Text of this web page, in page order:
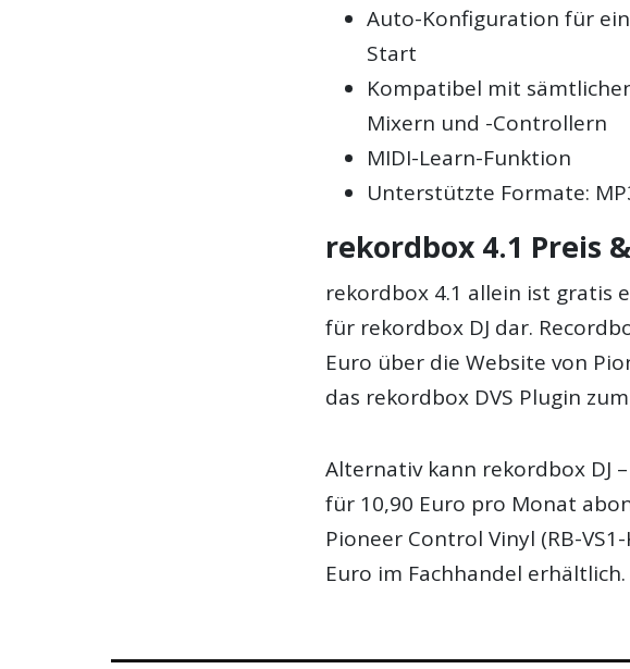
Auto-Konfiguration für
Start
Kompatibel mit
Mixern und -Controllern
MIDI-Learn-Funktion
Unterstützte Formate:
rekordbox 4.1 Preis
rekordbox 4.1 allein ist gratis
für rekordbox DJ dar.
Euro über die Website von
das rekordbox DVS Plugin
Alternativ kann rekordbox DJ
für 10,90 Euro pro Monat
Pioneer Control Vinyl (RB-
Euro im Fachhandel erhältlich.